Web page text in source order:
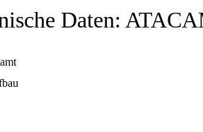
Daten: